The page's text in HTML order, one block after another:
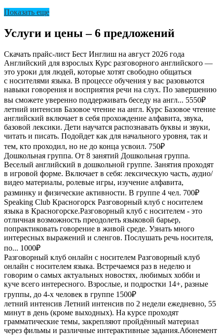
Показать еще
Услуги и цены – 6 предложений
Скачать прайс-лист Бест Инглиш на август 2026 года
Английский для взрослых Курс разговорного английского —
это уроки для людей, которые хотят свободно общаться
с носителями языка. В процессе обучения у вас разовьются
навыки говорения и восприятия речи на слух. По завершению
вы сможете уверенно поддерживать беседу на англ... 5550₽
летний интенсив Базовое чтение на англ. Курс Базовое чтение
английский включает в себя прохождение алфавита, звука,
базовой лексики. Дети научатся распознавать буквы и звуки,
читать и писать. Подойдет как для начального уровня, так и
тем, кто проходил, но не до конца усвоил. 750₽
Дошкольная группа. От 8 занятий Дошкольная группа.
Веселый английский в дошкольной группе. Занятия проходят
в игровой форме. Включает в себя: лексическую часть, аудио/
видео материалы, ролевые игры, изучение алфавита,
разминку и физические активности. В группе 4 чел. 700₽
Speaking Club Красногорск Разговорный клуб с носителем
языка в Красногорске.Разговорный клуб с носителем - это
отличная возможность преодолеть языковой барьер,
попрактиковать говорение в живой среде. Узнать много
интересных выражений и сленгов. Послушать речь носителя,
по... 1000₽
Разговорный клуб онлайн с носителем Разговорный клуб
онлайн с носителем языка. Встречаемся раз в неделю и
говорим о самых актуальных новостях, любимых хобби и
куче всего интересного. Взрослые, и подростки 14+, разные
группы, до 4-х человек в группе 1500₽
летний интенсив Летний интенсив по 2 недели ежедневно, 55
минут в день (кроме выходных). На курсе проходят
грамматические темы, закрепляют пройдённый материал
через фильмы и различные интерактивные задания.Абонемент